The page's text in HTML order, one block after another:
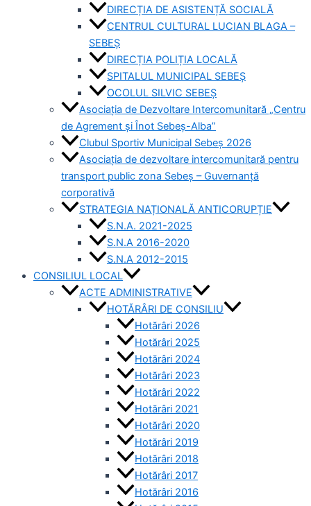
DIRECȚIA DE ASISTENȚĂ SOCIALĂ
CENTRUL CULTURAL LUCIAN BLAGA –
SEBEȘ
DIRECȚIA POLIȚIA LOCALĂ
SPITALUL MUNICIPAL SEBEȘ
OCOLUL SILVIC SEBEȘ
Asociația de Dezvoltare Intercomunitară „Centru
de Agrement și Înot Sebeș-Alba”
Clubul Sportiv Municipal Sebeș 2026
Asociația de dezvoltare intercomunitară pentru
transport public zona Sebeș – Guvernanță
corporativă
STRATEGIA NAȚIONALĂ ANTICORUPȚIE
S.N.A. 2021-2025
S.N.A 2016-2020
S.N.A 2012-2015
CONSILIUL LOCAL
ACTE ADMINISTRATIVE
HOTĂRÂRI DE CONSILIU
Hotărâri 2026
Hotărâri 2025
Hotărâri 2024
Hotărâri 2023
Hotărâri 2022
Hotărâri 2021
Hotărâri 2020
Hotărâri 2019
Hotărâri 2018
Hotărâri 2017
Hotărâri 2016